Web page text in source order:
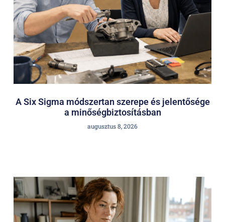
A Six Sigma módszertan szerepe és jelentősége
a minőségbiztosításban
augusztus 8, 2026